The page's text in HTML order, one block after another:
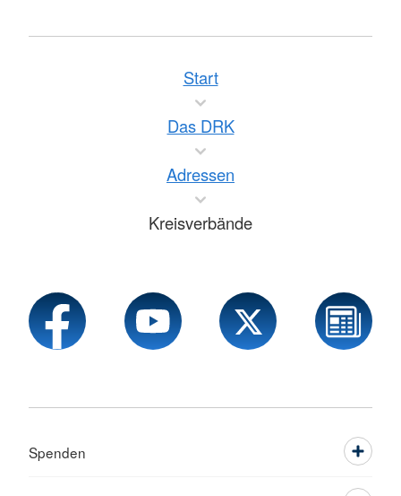
Start
Das DRK
Adressen
Kreisverbände
Spenden